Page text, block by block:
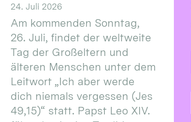
24. Juli 2026
Am kommenden Sonntag,
26. Juli, findet der weltweite
Tag der Großeltern und
älteren Menschen unter dem
Leitwort „Ich aber werde
dich niemals vergessen (Jes
49,15)“ statt. Papst Leo XIV.